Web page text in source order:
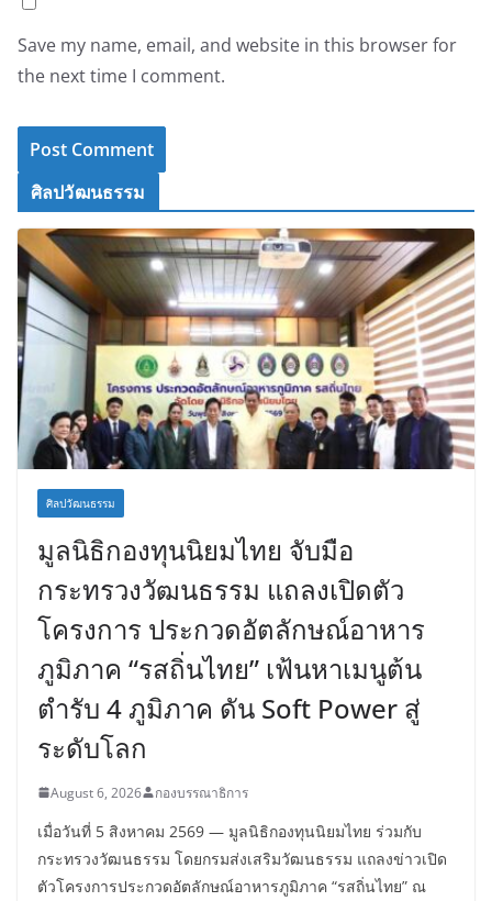
Save my name, email, and website in this browser for
the next time I comment.
ศิลปวัฒนธรรม
ศิลปวัฒนธรรม
มูลนิธิกองทุนนิยมไทย จับมือ
กระทรวงวัฒนธรรม แถลงเปิดตัว
โครงการ ประกวดอัตลักษณ์อาหาร
ภูมิภาค “รสถิ่นไทย” เฟ้นหาเมนูต้น
ตำรับ 4 ภูมิภาค ดัน Soft Power สู่
ระดับโลก
August 6, 2026 กองบรรณาธิการ
เมื่อวันที่ 5 สิงหาคม 2569 — มูลนิธิกองทุนนิยมไทย ร่วมกับ
กระทรวงวัฒนธรรม โดยกรมส่งเสริมวัฒนธรรม แถลงข่าวเปิด
ตัวโครงการประกวดอัตลักษณ์อาหารภูมิภาค “รสถิ่นไทย” ณ